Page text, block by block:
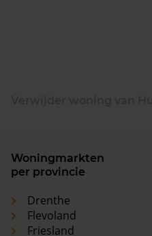
Woningmarkten
per provincie
Drenthe
Flevoland
Friesland